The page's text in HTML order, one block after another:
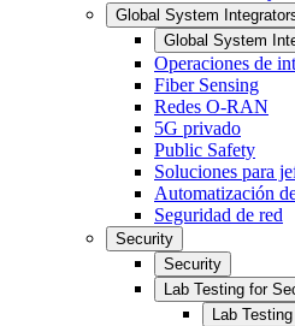
Global System
Global System
Operaciones de
Fiber Sensing
Redes O-RAN
5G privado
Public Safety
Soluciones para
Automatización
Seguridad de red
Security
Security
Lab Testing for
Lab